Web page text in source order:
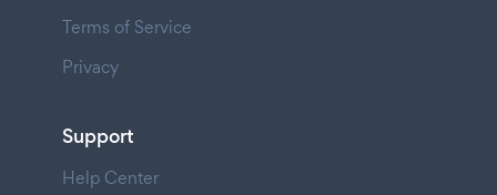
Terms of Service
Privacy
Support
Help Center